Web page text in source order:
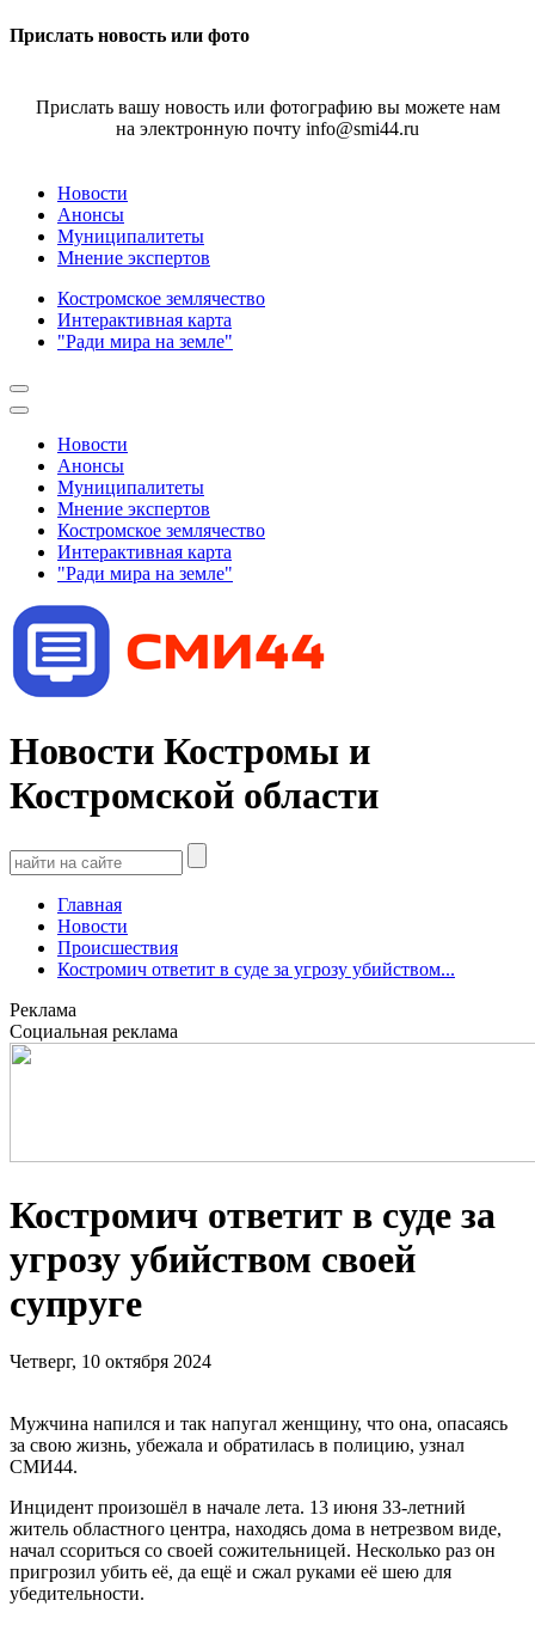
Прислать новость или фото
Прислать вашу новость или фотографию вы можете нам
на электронную почту info@smi44.ru
Новости
Анонсы
Муниципалитеты
Мнение экспертов
Костромское землячество
Интерактивная карта
"Ради мира на земле"
Новости
Анонсы
Муниципалитеты
Мнение экспертов
Костромское землячество
Интерактивная карта
"Ради мира на земле"
Новости Костромы и
Костромской области
Главная
Новости
Происшествия
Костромич ответит в суде за угрозу убийством...
Реклама
Социальная реклама
Костромич ответит в суде за
угрозу убийством своей
супруге
Четверг, 10 октября 2024
Мужчина напился и так напугал женщину, что она, опасаясь
за свою жизнь, убежала и обратилась в полицию, узнал
СМИ44.
Инцидент произошёл в начале лета. 13 июня 33-летний
житель областного центра, находясь дома в нетрезвом виде,
начал ссориться со своей сожительницей. Несколько раз он
пригрозил убить её, да ещё и сжал руками её шею для
убедительности.